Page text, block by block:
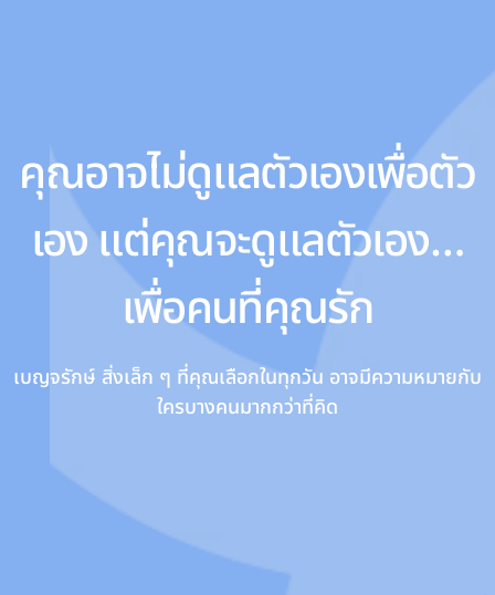
คุณอาจไม่ดูแลตัวเองเพื่อตัว
เอง แต่คุณจะดูแลตัวเอง…
เพื่อคนที่คุณรัก
เบญจรักษ์ สิ่งเล็ก ๆ ที่คุณเลือกในทุกวัน อาจมีความหมายกับ
ใครบางคนมากกว่าที่คิด